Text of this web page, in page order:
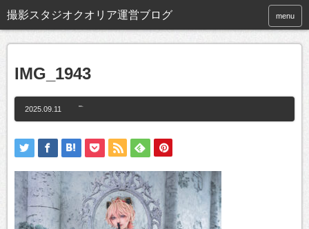
撮影スタジオクオリア運営ブログ menu
IMG_1943
2025.09.11